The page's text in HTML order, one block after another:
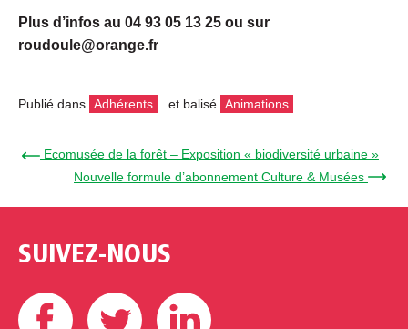
Plus d’infos au 04 93 05 13 25 ou sur
roudoule@orange.fr
Publié dans Adhérents et balisé Animations
← Ecomusée de la forêt – Exposition « biodiversité urbaine »
Nouvelle formule d’abonnement Culture & Musées →
SUIVEZ-NOUS
Facebook Twitter